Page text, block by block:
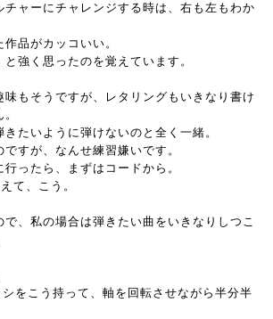
チャーにチャレンジする時は、右も左もわか
品がカッコいい。
と強く思ったのを覚えています。
味もそうですが、レタリングもいきなり書け
たいように弾けないのと全く一緒。
すが、なんせ練習嫌いです。
ったら、まずはコードから。
て、こう。
で、私の場合は弾きたい曲をいきなりしつこ
をこう持って、軸を回転させながら半分半